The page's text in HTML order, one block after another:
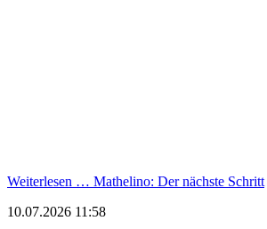
Weiterlesen … Mathelino: Der nächste Schritt
10.07.2026 11:58